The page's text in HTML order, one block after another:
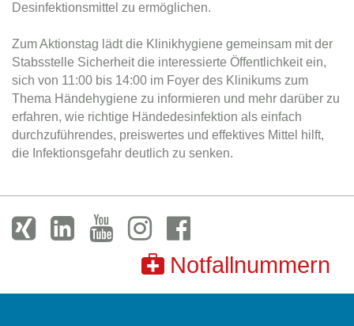
Desinfektionsmittel zu ermöglichen.
Zum Aktionstag lädt die Klinikhygiene gemeinsam mit der
Stabsstelle Sicherheit die interessierte Öffentlichkeit ein,
sich von 11:00 bis 14:00 im Foyer des Klinikums zum
Thema Händehygiene zu informieren und mehr darüber zu
erfahren, wie richtige Händedesinfektion als einfach
durchzuführendes, preiswertes und effektives Mittel hilft,
die Infektionsgefahr deutlich zu senken.
Notfallnummern